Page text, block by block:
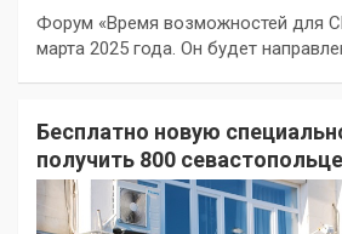
Форум «Время возможностей для
марта 2025 года. Он будет
Бесплатно новую
получить 800